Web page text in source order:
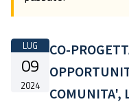
LUG
09
2024
CO-
COMUNITA',